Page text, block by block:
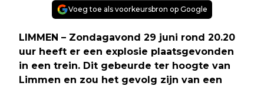
Voeg toe als voorkeursbron op Google
LIMMEN – Zondagavond 29 juni rond 20.20
uur heeft er een explosie plaatsgevonden
in een trein. Dit gebeurde ter hoogte van
Limmen en zou het gevolg zijn van een